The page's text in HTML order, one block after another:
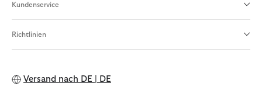
Kundenservice
Richtlinien
Versand nach DE | DE